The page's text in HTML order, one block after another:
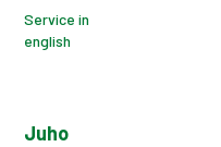
Service in
english
Juho